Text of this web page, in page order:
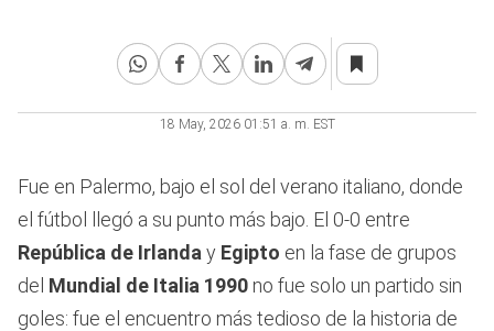
18 May, 2026 01:51 a. m. EST
Fue en Palermo, bajo el sol del verano italiano, donde
el fútbol llegó a su punto más bajo. El 0-0 entre
República de Irlanda y Egipto en la fase de grupos
del Mundial de Italia 1990 no fue solo un partido sin
goles: fue el encuentro más tedioso de la historia de